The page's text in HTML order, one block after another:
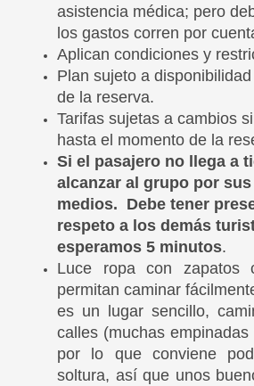
asistencia médica; pero
los gastos corren por
Aplican condiciones y
Plan sujeto a
de la reserva.
Tarifas sujetas a cambios
hasta el momento de la
Si el pasajero no llega a
alcanzar al grupo por
medios. Debe tener
respeto a los demás
esperamos 5 minutos.
Luce ropa con zapatos
permitan caminar
es un lugar sencillo,
calles (muchas
por lo que conviene
soltura, así que unos